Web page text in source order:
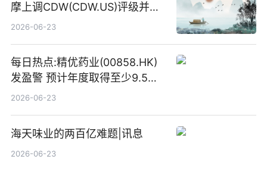
摩上调CDW(CDW.US)评级并看
高IBM(IBM.US)戴尔(DELL.US)
2026-06-23
每日热点:精优药业(00858.HK)
发盈警 预计年度取得至少9.5亿
港元的亏损 同比盈转亏
2026-06-23
海天味业的两百亿难题|讯息
2026-06-23